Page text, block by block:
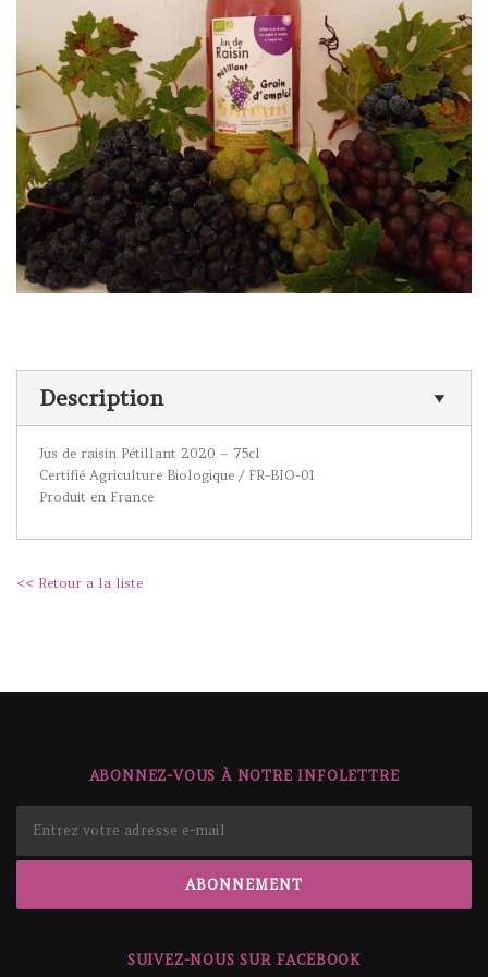
Description
Jus de raisin Pétillant 2020 – 75cl
Certifié Agriculture Biologique / FR-BIO-01
Produit en France
<< Retour a la liste
ABONNEZ-VOUS À NOTRE INFOLETTRE
SUIVEZ-NOUS SUR FACEBOOK